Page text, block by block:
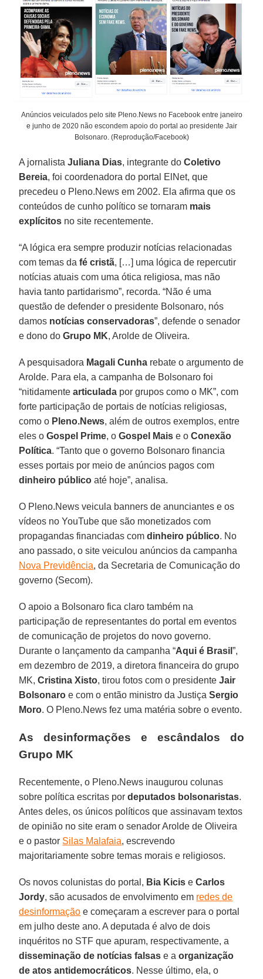
Anúncios veiculados pelo site Pleno.News no Facebook entre janeiro
e junho de 2020 não escondem apoio do portal ao presidente Jair
Bolsonaro. (Reprodução/Facebook)
A jornalista Juliana Dias, integrante do Coletivo
Bereia, foi coordenadora do portal ElNet, que
precedeu o Pleno.News em 2002. Ela afirma que os
conteúdos de cunho político se tornaram mais
explícitos no site recentemente.
“A lógica era sempre produzir notícias relacionadas
com temas dafé cristã, […] uma lógica de repercutir
notícias atuais com uma ótica religiosa, mas não
havia tanto partidarismo”, recorda. “Não é uma
questão de defender o presidente Bolsonaro, nós
damos notícias conservadoras”, defende o senador
e dono doGrupo MK, Arolde de Oliveira.
A pesquisadora Magali Cunha rebate o argumento de
Arolde. Para ela, a campanha de Bolsonaro foi
“nitidamentearticulada por grupos como o MK”, com
forte participação de portais de notícias religiosas,
como o Pleno.News, além de outros exemplos, entre
eles oGospel Prime, o Gospel Mais e o Conexão
Política. “Tanto que o governo Bolsonaro financia
esses portais por meio de anúncios pagos com
dinheiro público até hoje”, analisa.
O Pleno.News veicula banners de anunciantes e os
vídeos no YouTube que são monetizados com
propagandas financiadas comdinheiro público. No
ano passado, o site veiculou anúncios da campanha
Nova Previdência, da Secretaria de Comunicação do
governo (Secom).
O apoio a Bolsonaro fica claro também na
participação de representantes do portal em eventos
de comunicação de projetos do novo governo.
Durante o lançamento da campanha “Aqui é Brasil”,
em dezembro de 2019, a diretora financeira do grupo
MK,Cristina Xisto, tirou fotos com o presidente Jair
Bolsonaro e com o então ministro da JustiçaSergio
Moro. O Pleno.News fez uma matéria sobre o evento.
As desinformações e escândalos do
Grupo MK
Recentemente, o Pleno.News inaugurou colunas
sobre política escritas pordeputados bolsonaristas.
Antes deles, os únicos políticos que assinavam textos
de opinião no site eram o senador Arolde de Oliveira
e o pastor Silas Malafaia, escrevendo
majoritariamente sobre temas morais e religiosos.
Os novos colunistas do portal, Bia Kicis eCarlos
Jordy, são acusados de envolvimento em redes de
desinformação e começaram a escrever para o portal
em julho deste ano. A deputada é alvo de dois
inquéritos no STF que apuram, respectivamente, a
disseminação de notícias falsas e aorganização
de atos antidemocráticos. Nesse último, ela, o